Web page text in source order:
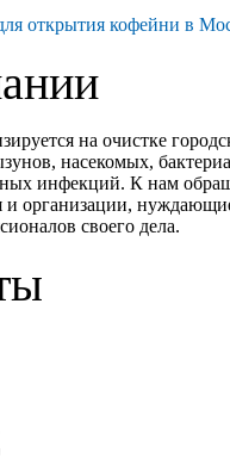
открытия кофейни в
на очистке
насекомых,
инфекций. К нам
и организации,
своего дела.